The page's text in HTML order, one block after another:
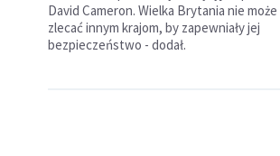
David Cameron. Wielka Brytania nie może
zlecać innym krajom, by zapewniały jej
bezpieczeństwo - dodał.